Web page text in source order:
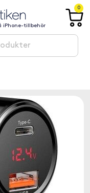
iPhone-tillbehör
0